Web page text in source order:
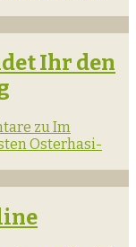
Ihr den
zu Im
Osterhasi-